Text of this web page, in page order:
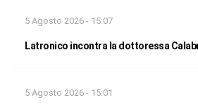
5 Agosto 2026 - 15:07
Latronico incontra la dottoressa
5 Agosto 2026 - 15:01